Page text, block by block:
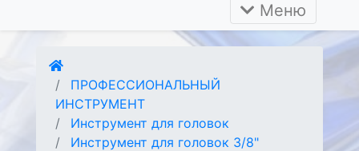
Меню
ПРОФЕССИОНАЛЬНЫЙ
ИНСТРУМЕНТ
Инструмент для головок
Инструмент для головок 3/8"